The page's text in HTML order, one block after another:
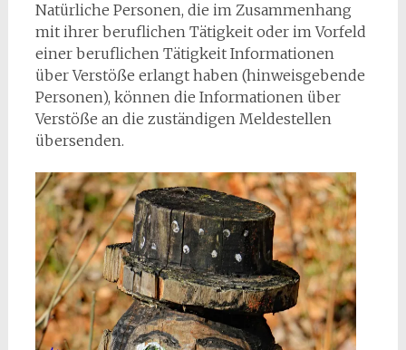
Natürliche Personen, die im Zusammenhang
mit ihrer beruflichen Tätigkeit oder im Vorfeld
einer beruflichen Tätigkeit Informationen
über Verstöße erlangt haben (hinweisgebende
Personen), können die Informationen über
Verstöße an die zuständigen Meldestellen
übersenden.